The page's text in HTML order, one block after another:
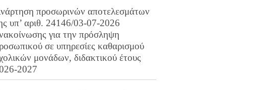
προσωρινών αποτελεσμάτων
υπ’ αριθ. 24146/03-07-2026
για την πρόσληψη
σε υπηρεσίες καθαρισμού
μονάδων, διδακτικού έτους
2027